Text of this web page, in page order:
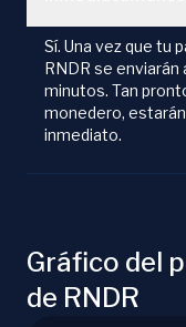
Sí. Una vez que tu
RNDR se
minutos. Tan
monedero,
inmediato.
Gráfico del
de RNDR